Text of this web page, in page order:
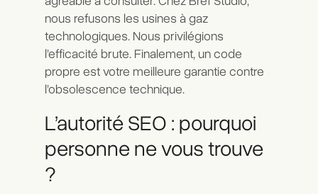
nous refusons les usines à gaz
technologiques. Nous privilégions
l’efficacité brute. Finalement, un code
propre est votre meilleure garantie contre
l’obsolescence technique.
L’autorité SEO : pourquoi
personne ne vous trouve
?